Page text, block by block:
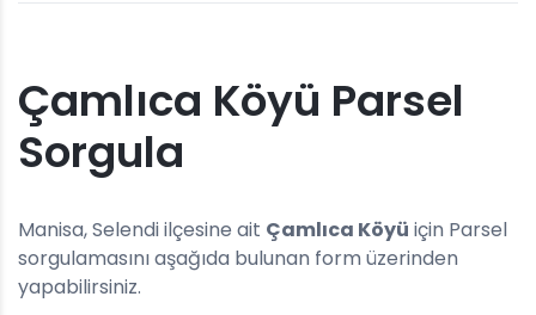
Çamlıca Köyü Parsel
Sorgula
Manisa, Selendi ilçesine ait Çamlıca Köyü için Parsel
sorgulamasını aşağıda bulunan form üzerinden
yapabilirsiniz.